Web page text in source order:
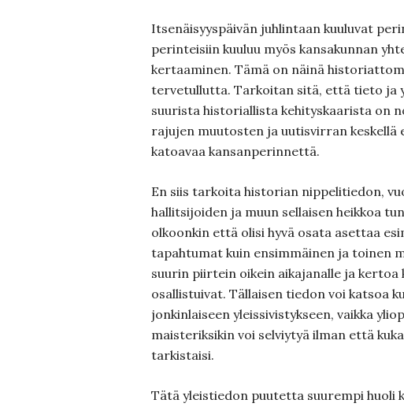
Itsenäisyyspäivän juhlintaan kuuluvat
perinteisiin kuuluu myös kansakunnan
kertaaminen. Tämä on näinä
tervetullutta. Tarkoitan sitä, että tieto ja
suurista historiallista kehityskaarista on
rajujen muutosten ja uutisvirran keskellä
katoavaa kansanperinnettä.
En siis tarkoita historian nippelitiedon,
hallitsijoiden ja muun sellaisen heikkoa
olkoonkin että olisi hyvä osata asettaa
tapahtumat kuin ensimmäinen ja toinen
suurin piirtein oikein aikajanalle ja kertoa
osallistuivat. Tällaisen tiedon voi katsoa
jonkinlaiseen yleissivistykseen, vaikka
maisteriksikin voi selviytyä ilman että
tarkistaisi.
Tätä yleistiedon puutetta suurempi huoli